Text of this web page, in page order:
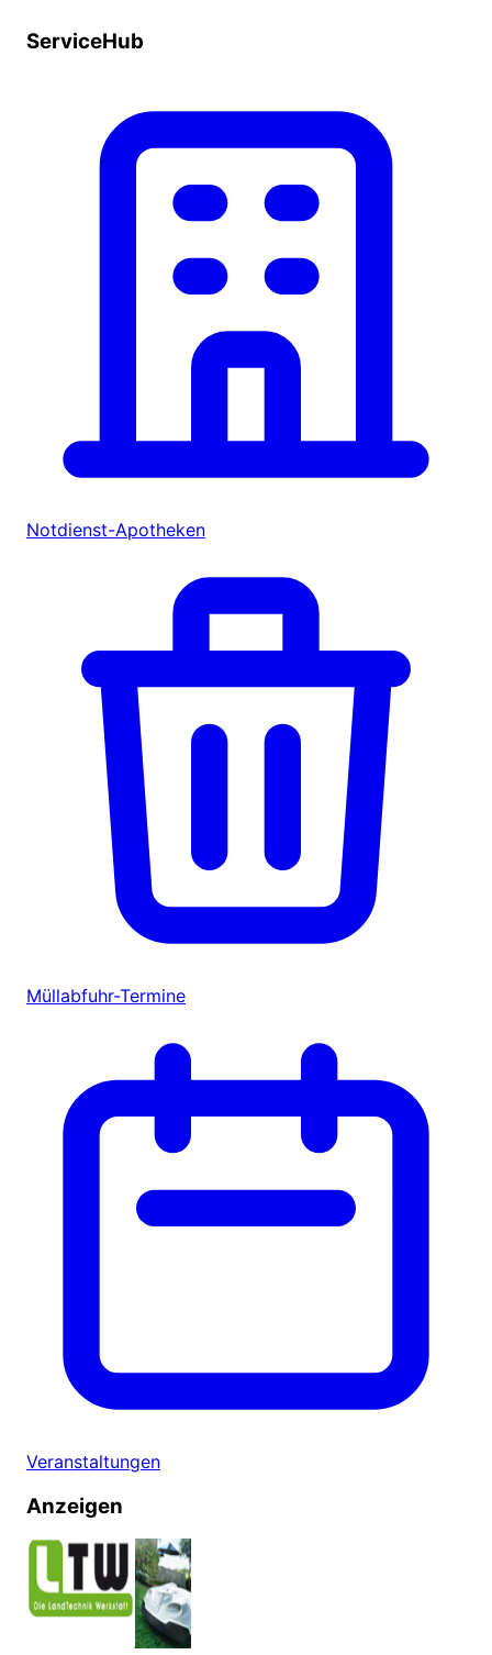
ServiceHub
Notdienst-Apotheken
Müllabfuhr-Termine
Veranstaltungen
Anzeigen